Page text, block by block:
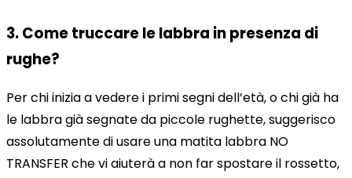
3. Come truccare le labbra in presenza di
rughe?
Per chi inizia a vedere i primi segni dell’età, o chi già ha
le labbra già segnate da piccole rughette, suggerisco
assolutamente di usare una matita labbra NO
TRANSFER che vi aiuterà a non far spostare il rossetto,